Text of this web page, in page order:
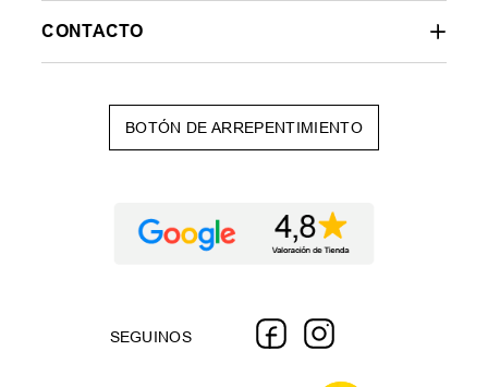
CONTACTO
BOTÓN DE ARREPENTIMIENTO
SEGUINOS